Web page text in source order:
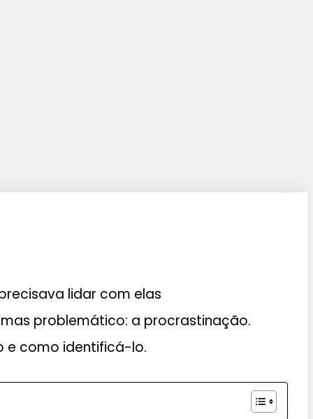
lidar com elas
problemático: a procrastinação.
e como identificá-lo.